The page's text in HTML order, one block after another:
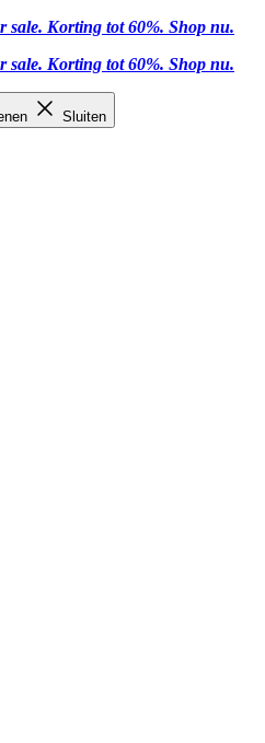
sale. Korting tot 60%. Shop nu.
sale. Korting tot 60%. Shop nu.
Sluiten